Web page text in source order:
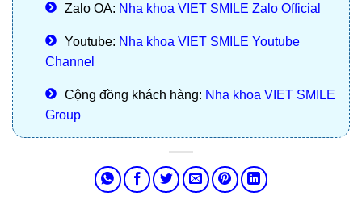
Zalo OA: Nha khoa VIET SMILE Zalo Official
Youtube: Nha khoa VIET SMILE Youtube
Channel
Cộng đồng khách hàng: Nha khoa VIET SMILE
Group